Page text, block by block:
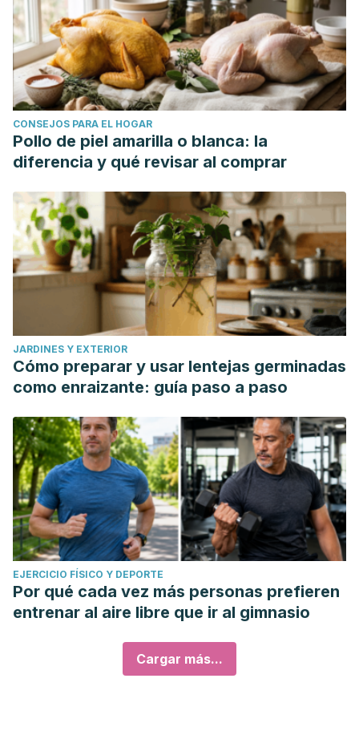
CONSEJOS PARA EL HOGAR
Pollo de piel amarilla o blanca: la
diferencia y qué revisar al comprar
JARDINES Y EXTERIOR
Cómo preparar y usar lentejas germinadas
como enraizante: guía paso a paso
EJERCICIO FÍSICO Y DEPORTE
Por qué cada vez más personas prefieren
entrenar al aire libre que ir al gimnasio
Cargar más...